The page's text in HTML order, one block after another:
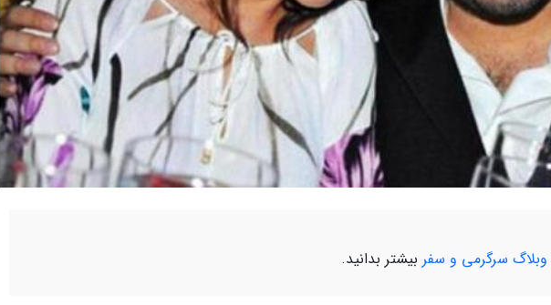
وبلاگ سرگرمی و سفر بیشتر بدانید.